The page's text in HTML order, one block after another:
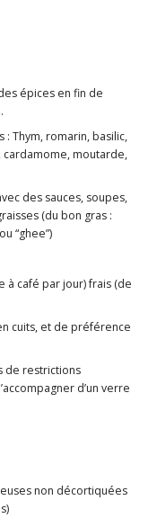
épices en fin de
Thym, romarin, basilic,
cardamome, moutarde,
des sauces, soupes,
(du bon gras :
“ghee”)
à café par jour) frais (de
cuits, et de préférence
de restrictions
d’un verre
non décortiquées